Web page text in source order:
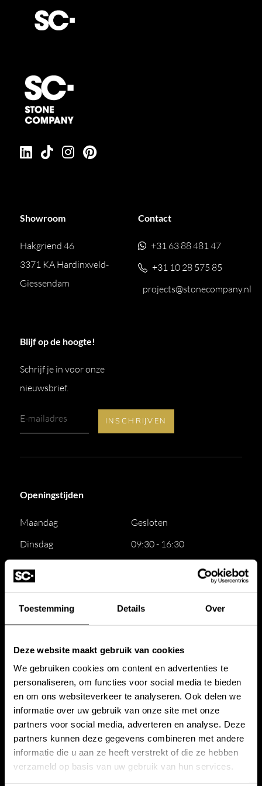
Toestemming Details Over
Deze website maakt gebruik van cookies
We gebruiken cookies om content en advertenties te
personaliseren, om functies voor social media te bieden
en om ons websiteverkeer te analyseren. Ook delen we
informatie over uw gebruik van onze site met onze
partners voor social media, adverteren en analyse. Deze
partners kunnen deze gegevens combineren met andere
informatie die u aan ze heeft verstrekt of die ze hebben
verzameld op basis van uw gebruik van hun services.
Showroom
Hakgriend 46
3371 KA Hardinxveld-
Giessendam
Contact
+31 63 88 481 47
+31 10 28 575 85
projects@stonecompany.nl
Blijf op de hoogte!
Schrijf je in voor onze
nieuwsbrief.
Openingstijden
Maandag
Gesloten
Dinsdag
09:30 - 16:30
Vrijdag
09:30 - 16:30
Zondag
Gesloten
Voor de beste service,maak een afspraak
Showroom
Offerte badkamer
Projecten
Amstelveen